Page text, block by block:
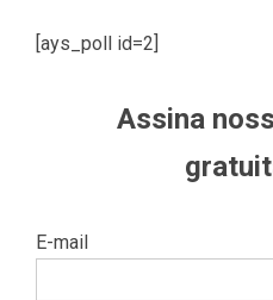
[ays_poll id=2]
Assina
E-mail